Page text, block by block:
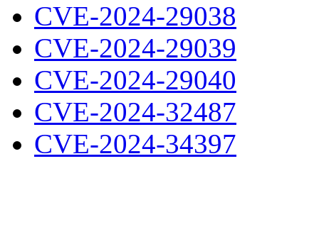
CVE-2024-29038
CVE-2024-29039
CVE-2024-29040
CVE-2024-32487
CVE-2024-34397